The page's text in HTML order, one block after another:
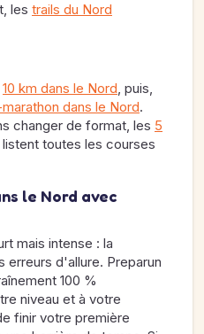
les trails du Nord
10 km dans le Nord, puis,
dans le Nord.
changer de format, les 5
listent toutes les courses
le Nord avec
mais intense : la
erreurs d'allure. Preparun
100 %
niveau et à votre
finir votre première